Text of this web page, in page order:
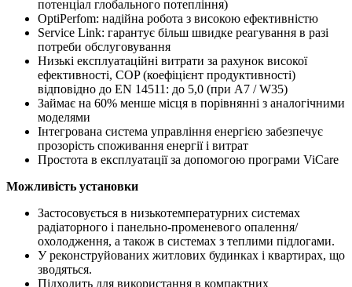
потенціал глобального потепління)
OptiPerfom: надійна робота з високою ефективністю
Service Link: гарантує більш швидке реагування в разі
потреби обслуговування
Низькі експлуатаційні витрати за рахунок високої
ефективності, COP (коефіцієнт продуктивності)
відповідно до EN 14511: до 5,0 (при A7 / W35)
Займає на 60% менше місця в порівнянні з аналогічними
моделями
Інтегрована система управління енергією забезпечує
прозорість споживання енергії і витрат
Простота в експлуатації за допомогою програми ViCare
Можливість установки
Застосовується в низькотемпературних системах
радіаторного і панельно-променевого опалення/
охолодження, а також в системах з теплими підлогами.
У реконструйованих житлових будинках і квартирах, що
зводяться.
Підходить для використання в компактних